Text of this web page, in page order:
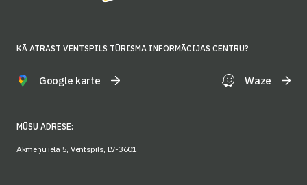
KĀ ATRAST VENTSPILS TŪRISMA INFORMĀCIJAS CENTRU?
Google karte Waze
MŪSU ADRESE:
Akmeņu iela 5, Ventspils, LV-3601